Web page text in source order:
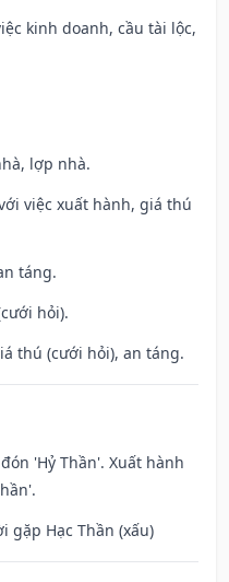
kinh doanh, cầu tài lộc,
lợp nhà.
việc xuất hành, giá thú
táng.
hỏi).
thú (cưới hỏi), an táng.
'Hỷ Thần'. Xuất hành
gặp Hạc Thần (xấu)